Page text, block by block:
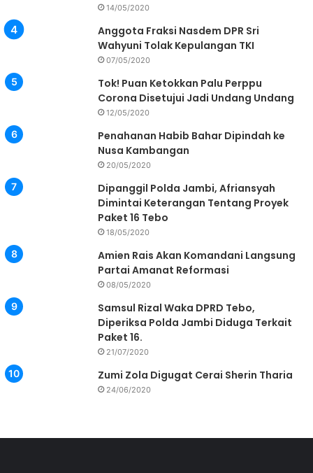
14/05/2020
Anggota Fraksi Nasdem DPR Sri
Wahyuni Tolak Kepulangan TKI
07/05/2020
Tok! Puan Ketokkan Palu Perppu
Corona Disetujui Jadi Undang Undang
12/05/2020
Penahanan Habib Bahar Dipindah ke
Nusa Kambangan
20/05/2020
Dipanggil Polda Jambi, Afriansyah
Dimintai Keterangan Tentang Proyek
Paket 16 Tebo
18/05/2020
Amien Rais Akan Komandani Langsung
Partai Amanat Reformasi
08/05/2020
Samsul Rizal Waka DPRD Tebo,
Diperiksa Polda Jambi Diduga Terkait
Paket 16.
21/07/2020
Zumi Zola Digugat Cerai Sherin Tharia
24/06/2020